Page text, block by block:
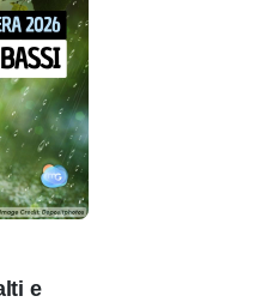
e